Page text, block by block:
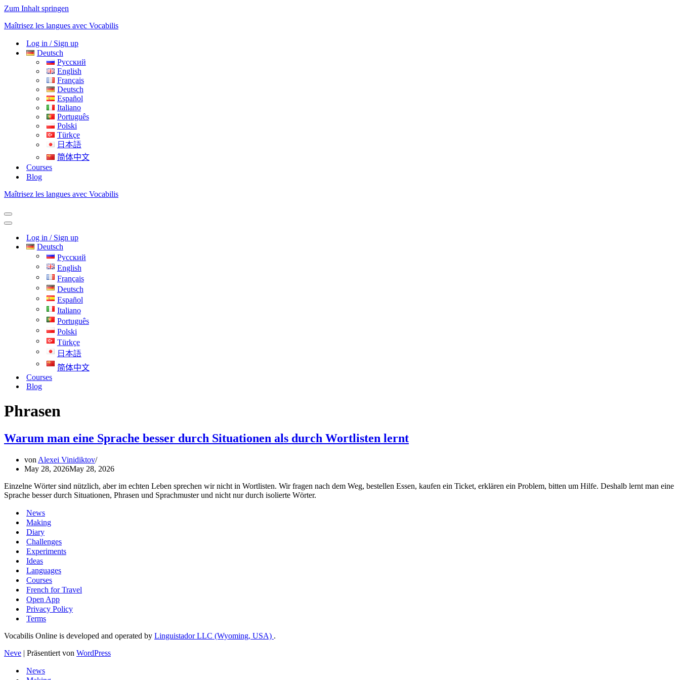
Zum Inhalt springen
Maîtrisez les langues avec Vocabilis
Log in / Sign up
Deutsch
Русский
English
Français
Deutsch
Español
Italiano
Português
Polski
Türkçe
日本語
简体中文
Courses
Blog
Maîtrisez les langues avec Vocabilis
Navigationsmenü
Navigationsmenü
Log in / Sign up
Deutsch
Русский
English
Français
Deutsch
Español
Italiano
Português
Polski
Türkçe
日本語
简体中文
Courses
Blog
Phrasen
Warum man eine Sprache besser durch Situationen als durch Wortlisten lernt
von Alexei Vinidiktov
May 28, 2026May 28, 2026
Einzelne Wörter sind nützlich, aber im echten Leben sprechen wir nicht in Wortlisten. Wir fragen nach dem Weg, bestellen Essen, kaufen ein Ticket, erklären ein Problem, bitten um Hilfe. Deshalb lernt man eine
Sprache besser durch Situationen, Phrasen und Sprachmuster und nicht nur durch isolierte Wörter.
News
Making
Diary
Challenges
Experiments
Ideas
Languages
Courses
French for Travel
Open App
Privacy Policy
Terms
Vocabilis Online is developed and operated by Linguistador LLC (Wyoming, USA) .
Neve | Präsentiert von WordPress
News